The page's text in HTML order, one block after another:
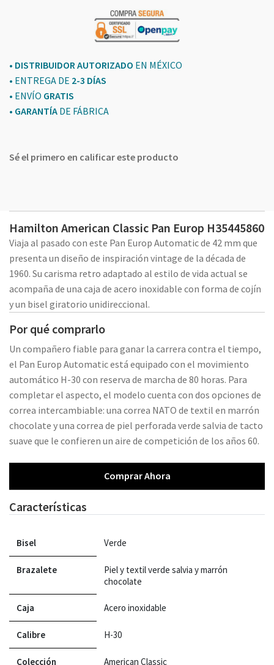
• DISTRIBUIDOR AUTORIZADO EN MÉXICO
• ENTREGA DE 2-3 DÍAS
• ENVÍO GRATIS
• GARANTÍA DE FÁBRICA
Sé el primero en calificar este producto
Hamilton American Classic Pan Europ H35445860
Viaja al pasado con este Pan Europ Automatic de 42 mm que
presenta un diseño de inspiración vintage de la década de
1960. Su carisma retro adaptado al estilo de vida actual se
acompaña de una caja de acero inoxidable con forma de cojín
y un bisel giratorio unidireccional.
Por qué comprarlo
Un compañero fiable para ganar la carrera contra el tiempo,
el Pan Europ Automatic está equipado con el movimiento
automático H-30 con reserva de marcha de 80 horas. Para
completar el aspecto, el modelo cuenta con dos opciones de
correa intercambiable: una correa NATO de textil en marrón
chocolate y una correa de piel perforada verde salvia de tacto
suave que le confieren un aire de competición de los años 60.
Comprar Ahora
Características
Bisel Verde
Brazalete
Piel y textil verde salvia y marrón
chocolate
Caja Acero inoxidable
Calibre H-30
Colección American Classic